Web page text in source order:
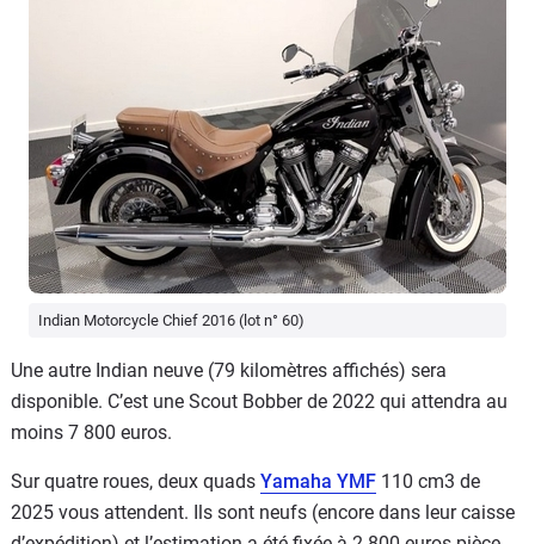
Indian Motorcycle Chief 2016 (lot n° 60)
Une autre Indian neuve (79 kilomètres affichés) sera
disponible. C’est une Scout Bobber de 2022 qui attendra au
moins 7 800 euros.
Sur quatre roues, deux quads Yamaha YMF 110 cm3 de
2025 vous attendent. Ils sont neufs (encore dans leur caisse